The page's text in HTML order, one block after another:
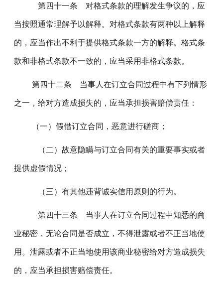
第四十一条 对格式条款的理解发生争议的，应
当按照通常理解予以解释。对格式条款有两种以上解释
的，应当作出不利于提供格式条款一方的解释。格式条
款和非格式条款不一致的，应当采用非格式条款。
第四十二条 当事人在订立合同过程中有下列情形
之一，给对方造成损失的，应当承担损害赔偿责任：
（一）假借订立合同，恶意进行磋商；
（二）故意隐瞒与订立合同有关的重要事实或者
提供虚假情况；
（三）有其他违背诚实信用原则的行为。
第四十三条 当事人在订立合同过程中知悉的商
业秘密，无论合同是否成立，不得泄露或者不正当地使
用。泄露或者不正当地使用该商业秘密给对方造成损失
的，应当承担损害赔偿责任。